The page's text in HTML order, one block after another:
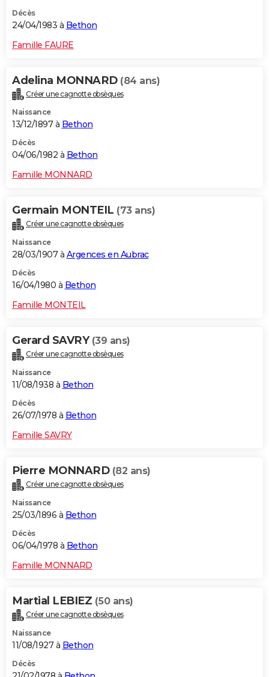
Décès
24/04/1983 à Bethon
Famille FAURE
Adelina MONNARD (84 ans)
Créer une cagnotte obsèques
Naissance
13/12/1897 à Bethon
Décès
04/06/1982 à Bethon
Famille MONNARD
Germain MONTEIL (73 ans)
Créer une cagnotte obsèques
Naissance
28/03/1907 à Argences en Aubrac
Décès
16/04/1980 à Bethon
Famille MONTEIL
Gerard SAVRY (39 ans)
Créer une cagnotte obsèques
Naissance
11/08/1938 à Bethon
Décès
26/07/1978 à Bethon
Famille SAVRY
Pierre MONNARD (82 ans)
Créer une cagnotte obsèques
Naissance
25/03/1896 à Bethon
Décès
06/04/1978 à Bethon
Famille MONNARD
Martial LEBIEZ (50 ans)
Créer une cagnotte obsèques
Naissance
11/08/1927 à Bethon
Décès